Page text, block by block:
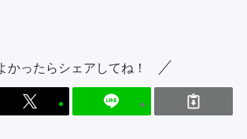
かったらシェアしてね！